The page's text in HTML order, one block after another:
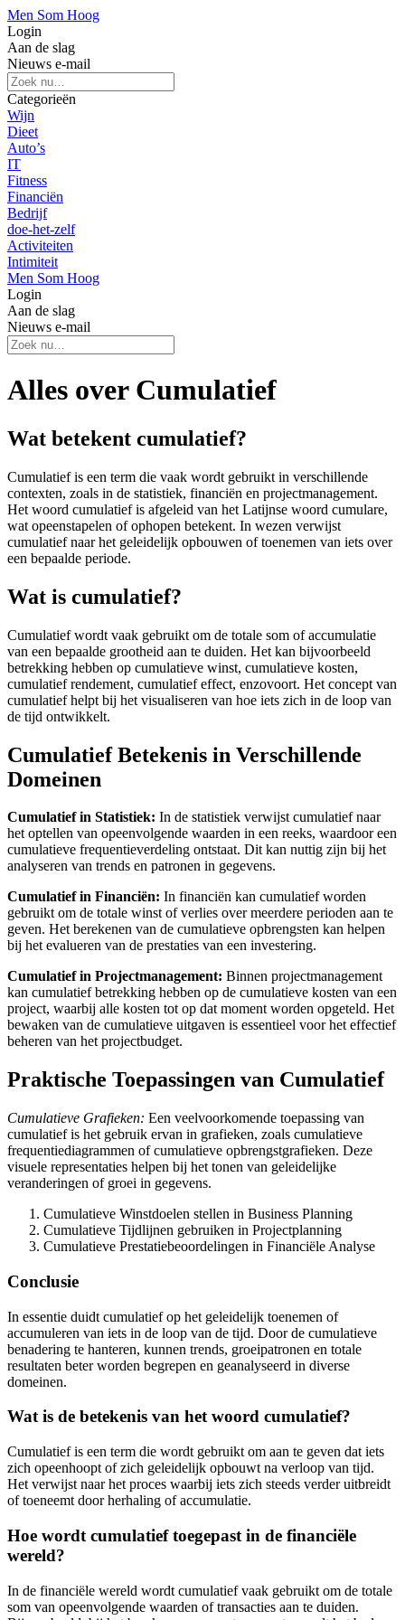
Men Som Hoog
Login
Aan de slag
Nieuws e-mail
Categorieën
Wijn
Dieet
Auto’s
IT
Fitness
Financiën
Bedrijf
doe-het-zelf
Activiteiten
Intimiteit
Men Som Hoog
Login
Aan de slag
Nieuws e-mail
Alles over Cumulatief
Wat betekent cumulatief?
Cumulatief is een term die vaak wordt gebruikt in verschillende
contexten, zoals in de statistiek, financiën en projectmanagement.
Het woord cumulatief is afgeleid van het Latijnse woord cumulare,
wat opeenstapelen of ophopen betekent. In wezen verwijst
cumulatief naar het geleidelijk opbouwen of toenemen van iets over
een bepaalde periode.
Wat is cumulatief?
Cumulatief wordt vaak gebruikt om de totale som of accumulatie
van een bepaalde grootheid aan te duiden. Het kan bijvoorbeeld
betrekking hebben op cumulatieve winst, cumulatieve kosten,
cumulatief rendement, cumulatief effect, enzovoort. Het concept van
cumulatief helpt bij het visualiseren van hoe iets zich in de loop van
de tijd ontwikkelt.
Cumulatief Betekenis in Verschillende
Domeinen
Cumulatief in Statistiek: In de statistiek verwijst cumulatief naar
het optellen van opeenvolgende waarden in een reeks, waardoor een
cumulatieve frequentieverdeling ontstaat. Dit kan nuttig zijn bij het
analyseren van trends en patronen in gegevens.
Cumulatief in Financiën: In financiën kan cumulatief worden
gebruikt om de totale winst of verlies over meerdere perioden aan te
geven. Het berekenen van de cumulatieve opbrengsten kan helpen
bij het evalueren van de prestaties van een investering.
Cumulatief in Projectmanagement: Binnen projectmanagement
kan cumulatief betrekking hebben op de cumulatieve kosten van een
project, waarbij alle kosten tot op dat moment worden opgeteld. Het
bewaken van de cumulatieve uitgaven is essentieel voor het effectief
beheren van het projectbudget.
Praktische Toepassingen van Cumulatief
Cumulatieve Grafieken: Een veelvoorkomende toepassing van
cumulatief is het gebruik ervan in grafieken, zoals cumulatieve
frequentiediagrammen of cumulatieve opbrengstgrafieken. Deze
visuele representaties helpen bij het tonen van geleidelijke
veranderingen of groei in gegevens.
Cumulatieve Winstdoelen stellen in Business Planning
Cumulatieve Tijdlijnen gebruiken in Projectplanning
Cumulatieve Prestatiebeoordelingen in Financiële Analyse
Conclusie
In essentie duidt cumulatief op het geleidelijk toenemen of
accumuleren van iets in de loop van de tijd. Door de cumulatieve
benadering te hanteren, kunnen trends, groeipatronen en totale
resultaten beter worden begrepen en geanalyseerd in diverse
domeinen.
Wat is de betekenis van het woord cumulatief?
Cumulatief is een term die wordt gebruikt om aan te geven dat iets
zich opeenhoopt of zich geleidelijk opbouwt na verloop van tijd.
Het verwijst naar het proces waarbij iets zich steeds verder uitbreidt
of toeneemt door herhaling of accumulatie.
Hoe wordt cumulatief toegepast in de financiële
wereld?
In de financiële wereld wordt cumulatief vaak gebruikt om de totale
som van opeenvolgende waarden of transacties aan te duiden.